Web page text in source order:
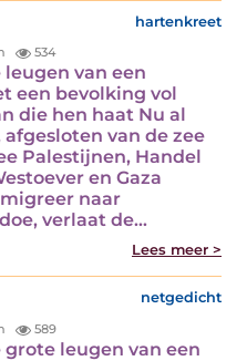
hartenkreet
534
van een
een bevolking vol
die hen haat Nu al
van de zee
Palestijnen, Handel
en Gaza
naar
verlaat de…
Lees meer >
netgedicht
589
leugen van een